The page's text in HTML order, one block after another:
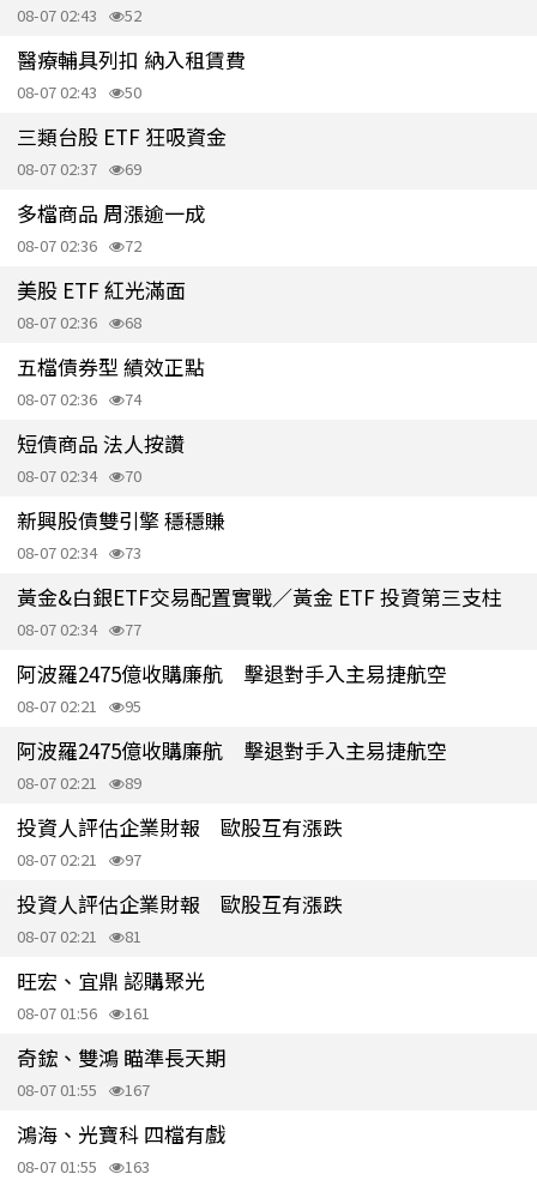
08-07 02:43 52
醫療輔具列扣 納入租賃費
08-07 02:43 50
三類台股 ETF 狂吸資金
08-07 02:37 69
多檔商品 周漲逾一成
08-07 02:36 72
美股 ETF 紅光滿面
08-07 02:36 68
五檔債券型 績效正點
08-07 02:36 74
短債商品 法人按讚
08-07 02:34 70
新興股債雙引擎 穩穩賺
08-07 02:34 73
黃金&白銀ETF交易配置實戰／黃金 ETF 投資第三支柱
08-07 02:34 77
阿波羅2475億收購廉航 擊退對手入主易捷航空
08-07 02:21 95
阿波羅2475億收購廉航 擊退對手入主易捷航空
08-07 02:21 89
投資人評估企業財報 歐股互有漲跌
08-07 02:21 97
投資人評估企業財報 歐股互有漲跌
08-07 02:21 81
旺宏、宜鼎 認購聚光
08-07 01:56 161
奇鋐、雙鴻 瞄準長天期
08-07 01:55 167
鴻海、光寶科 四檔有戲
08-07 01:55 163